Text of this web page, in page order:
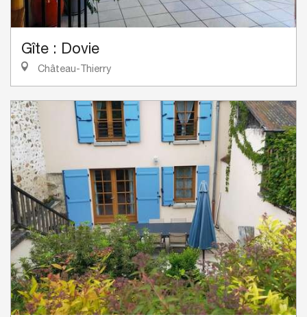
Gîte : Dovie
Château-Thierry